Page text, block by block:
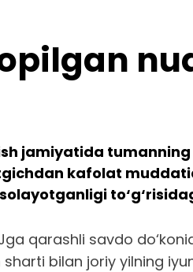
jamiyatida
kafolat
qarashli savdo
bilan joriy yilning